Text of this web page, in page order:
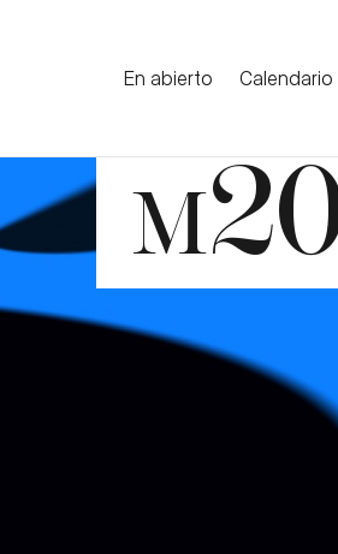
En abierto Calendario
M